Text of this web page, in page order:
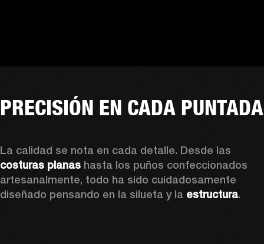
PRECISIÓN EN CADA PUNTADA
costuras planas hasta los puños confeccionados
artesanalmente, todo ha sido cuidadosamente
diseñado pensando en la silueta y la estructura.